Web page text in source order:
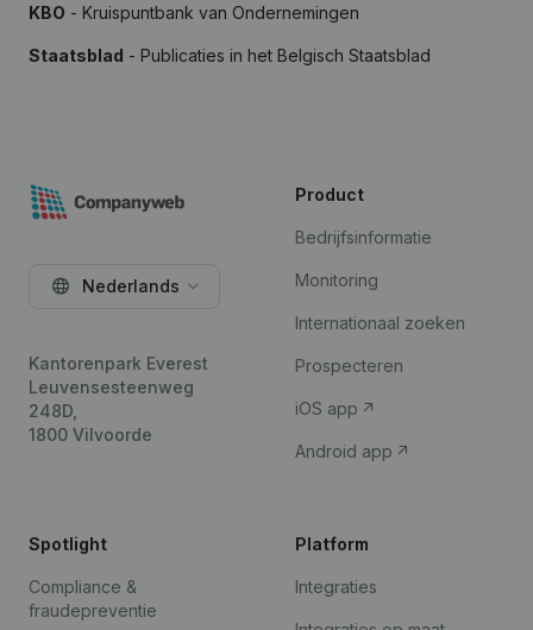
KBO - Kruispuntbank van Ondernemingen
Staatsblad - Publicaties in het Belgisch Staatsblad
Nederlands
Kantorenpark Everest
Leuvensesteenweg
248D,
1800 Vilvoorde
Product
Bedrijfsinformatie
Monitoring
Internationaal zoeken
Prospecteren
iOS app
Android app
Spotlight
Compliance &
fraudepreventie
Platform
Integraties